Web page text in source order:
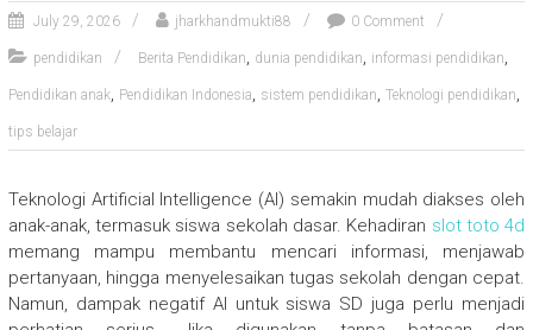
July 29, 2026 jharkhandmukti88 0 Comment
pendidikan Berita Pendidikan, dunia pendidikan, informasi pendidikan,
Pendidikan anak, Pendidikan Indonesia, sistem pendidikan, Teknologi pendidikan,
tips belajar
Teknologi Artificial Intelligence (AI) semakin mudah diakses oleh
anak-anak, termasuk siswa sekolah dasar. Kehadiran slot toto 4d
memang mampu membantu mencari informasi, menjawab
pertanyaan, hingga menyelesaikan tugas sekolah dengan cepat.
Namun, dampak negatif AI untuk siswa SD juga perlu menjadi